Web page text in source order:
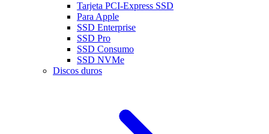
Tarjeta PCI-Express SSD
Para Apple
SSD Enterprise
SSD Pro
SSD Consumo
SSD NVMe
Discos duros